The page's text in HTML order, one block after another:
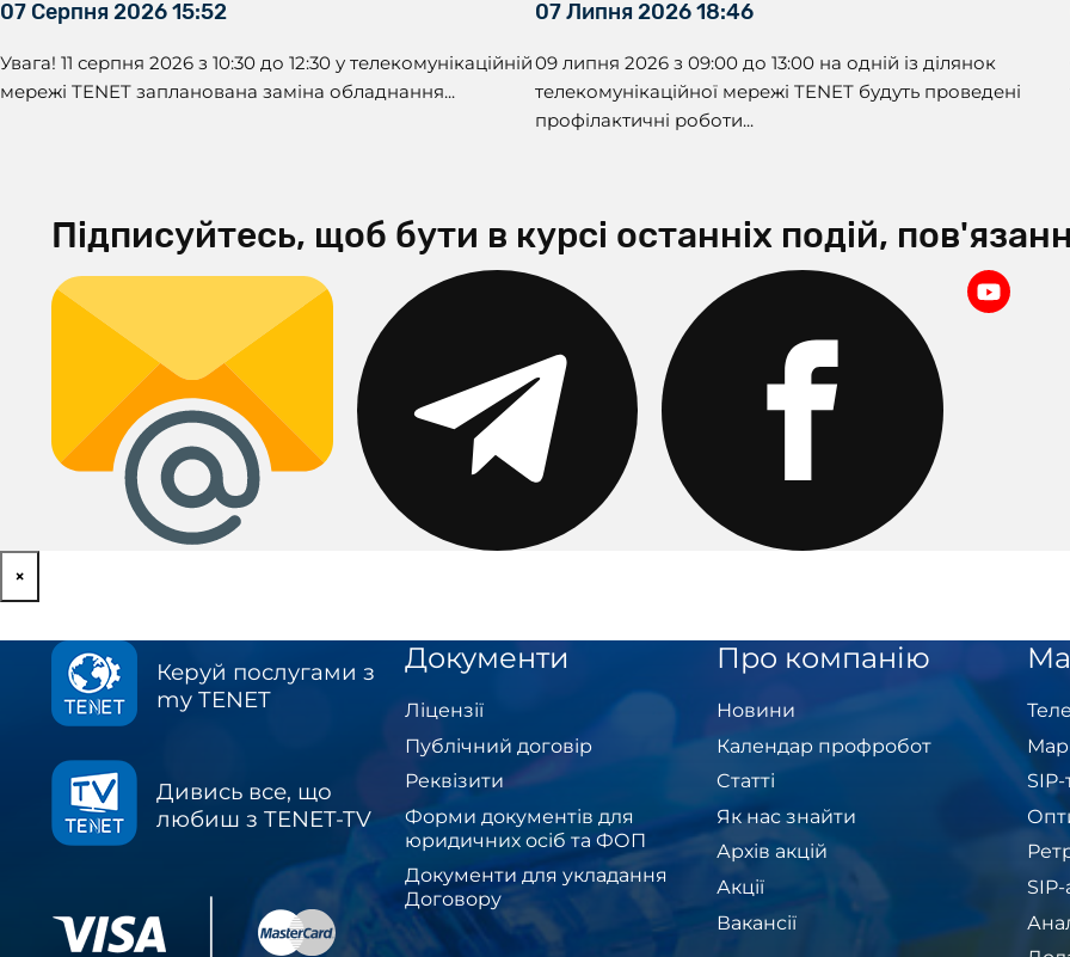
07 Серпня 2026 15:52
Увага! 11 серпня 2026 з 10:30 до 12:30 у телекомунікаційній
мережі TENET запланована заміна обладнання...
07 Липня 2026 18:46
09 липня 2026 з 09:00 до 13:00 на одній із ділянок
телекомунікаційної мережі TENET будуть проведені
профілактичні роботи...
Підписуйтесь, щоб бути в курсі останніх подій,
×
Керуй послугами з
my TENET
Дивись все, що
любиш з TENET-TV
Документи
Ліцензії
Публічний договір
Реквізити
Форми документів для
юридичних осіб та ФОП
Документи для укладання
Договору
Про компанію
Новини
Календар профробот
Cтатті
Як нас знайти
Архів акцій
Акції
Вакансії